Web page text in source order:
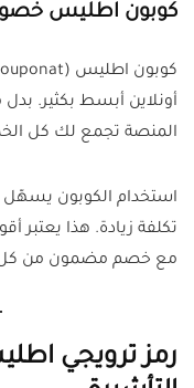
كوبون اطليس
أونلاين أبسط بكثير.
المنصة تجمع لك كل
استخدام الكوبون يسهّل
تكلفة زيادة. هذا يعتبر
مع خصم مضمون من كل
رمز ترويجي